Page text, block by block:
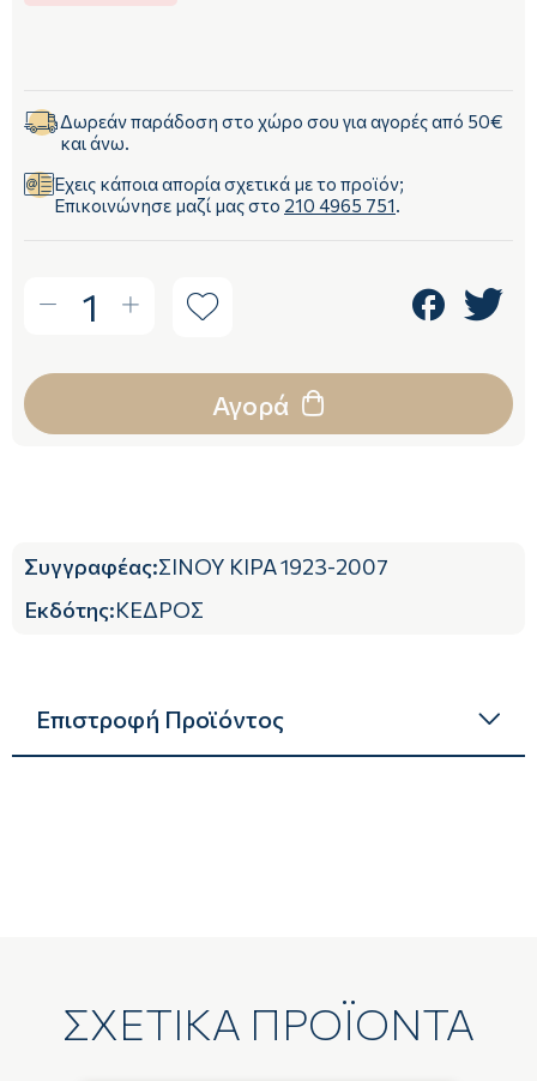
Δωρεάν παράδοση στο χώρο σου για αγορές από 50€
και άνω.
Έχεις κάποια απορία σχετικά με το προϊόν;
Επικοινώνησε μαζί μας στο 210 4965 751
1
Αγορά
Συγγραφέας:ΣΙΝΟΥ ΚΙΡΑ 1923-2007
Εκδότης:ΚΕΔΡΟΣ
Επιστροφή Προϊόντος
ΣΧΕΤΙΚΑ ΠΡΟΪΟΝΤΑ